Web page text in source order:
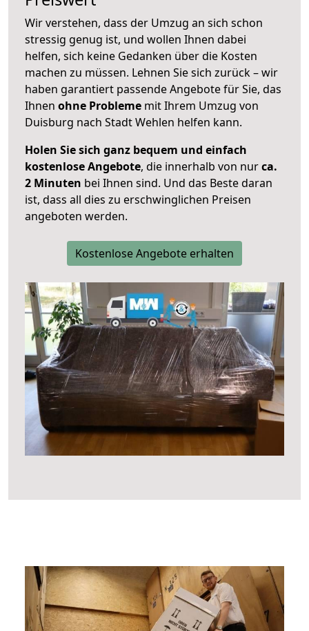
Wir verstehen, dass der Umzug an sich schon
stressig genug ist, und wollen Ihnen dabei
helfen, sich keine Gedanken über die Kosten
machen zu müssen. Lehnen Sie sich zurück – wir
haben garantiert passende Angebote für Sie, das
Ihnen ohne Probleme mit Ihrem Umzug von
Duisburg nach Stadt Wehlen helfen kann.
Holen Sie sich ganz bequem und einfach
kostenlose Angebote, die innerhalb von nurca.
2 Minuten bei Ihnen sind. Und das Beste daran
ist, dass all dies zu erschwinglichen Preisen
angeboten werden.
Kostenlose Angebote erhalten